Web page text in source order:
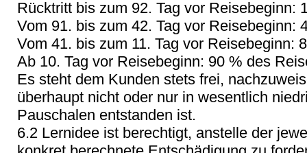
Rücktritt bis zum 92. Tag vor Reisebeginn:
Vom 91. bis zum 42. Tag vor Reisebeginn:
Vom 41. bis zum 11. Tag vor Reisebeginn:
Ab 10. Tag vor Reisebeginn: 90 % des
Es steht dem Kunden stets frei,
überhaupt nicht oder nur in wesentlich
Pauschalen entstanden ist.
6.2 Lernidee ist berechtigt, anstelle der